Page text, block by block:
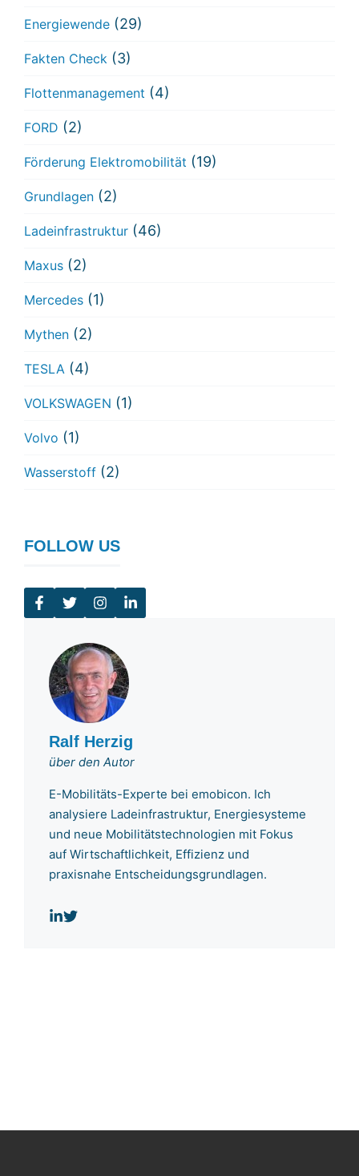
Energiewende (29)
Fakten Check (3)
Flottenmanagement (4)
FORD (2)
Förderung Elektromobilität (19)
Grundlagen (2)
Ladeinfrastruktur (46)
Maxus (2)
Mercedes (1)
Mythen (2)
TESLA (4)
VOLKSWAGEN (1)
Volvo (1)
Wasserstoff (2)
FOLLOW US
Ralf Herzig
über den Autor
E-Mobilitäts-Experte bei emobicon. Ich
analysiere Ladeinfrastruktur, Energiesysteme
und neue Mobilitätstechnologien mit Fokus
auf Wirtschaftlichkeit, Effizienz und
praxisnahe Entscheidungsgrundlagen.